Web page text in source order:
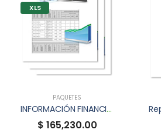
XLS
PAQUETES
INFORMACIÓN FINANCIERA TRIMESTRAL XBRL
$ 165,230.00